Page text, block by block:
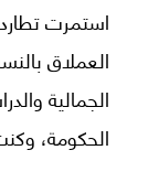
استمرت
العملاق
الجمالية
الحكومة،